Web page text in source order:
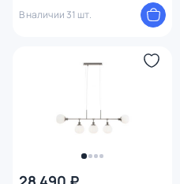
В наличии 31 шт.